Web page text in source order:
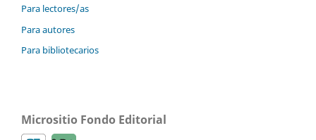
Para lectores/as
Para autores
Para bibliotecarios
Micrositio Fondo Editorial